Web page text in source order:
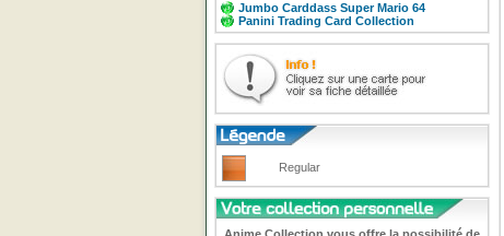
Jumbo Carddass Super Mario 64
Panini Trading Card Collection
Regular